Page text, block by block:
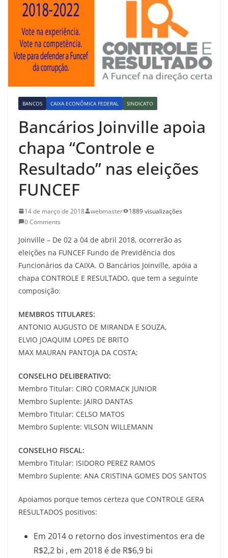
BANCOS CAIXA ECONÔMICA FEDERAL SINDICATO
Bancários Joinville apoia
chapa “Controle e
Resultado” nas eleições
FUNCEF
14 de março de 2018 webmaster
1889 visualizações
0 Comments
Joinville – De 02 a 04 de abril 2018, ocorrerão as
eleições na FUNCEF Fundo de Previdência dos
Funcionários da CAIXA. O Bancários Joinville, apóia a
chapa CONTROLE E RESULTADO, que tem a seguinte
composição:
MEMBROS TITULARES:
ANTONIO AUGUSTO DE MIRANDA E SOUZA,
ELVIO JOAQUIM LOPES DE BRITO
MAX MAURAN PANTOJA DA COSTA;
CONSELHO DELIBERATIVO:
Membro Titular: CIRO CORMACK JUNIOR
Membro Suplente: JAIRO DANTAS
Membro Titular: CELSO MATOS
Membro Suplente: VILSON WILLEMANN
CONSELHO FISCAL:
Membro Titular: ISIDORO PEREZ RAMOS
Membro Suplente: ANA CRISTINA GOMES DOS SANTOS
Apoiamos porque temos certeza que CONTROLE GERA
RESULTADOS positivos:
Em 2014 o retorno dos investimentos era de
R$2,2 bi , em 2018 é de R$6,9 bi